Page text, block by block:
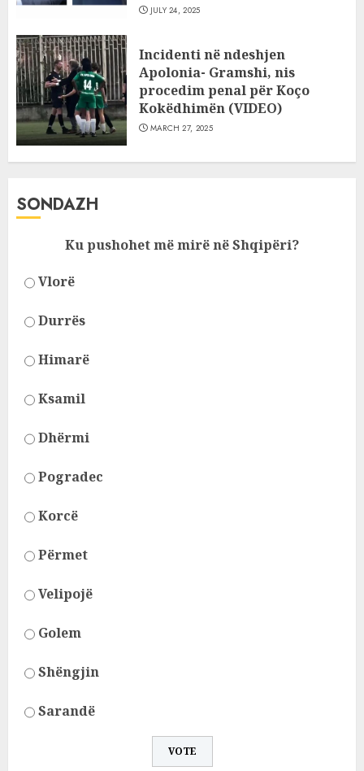
JULY 24, 2025
Incidenti në ndeshjen
Apolonia- Gramshi, nis
procedim penal për Koço
Kokëdhimën (VIDEO)
MARCH 27, 2025
SONDAZH
Ku pushohet më mirë në Shqipëri?
Vlorë
Durrës
Himarë
Ksamil
Dhërmi
Pogradec
Korcë
Përmet
Velipojë
Golem
Shëngjin
Sarandë